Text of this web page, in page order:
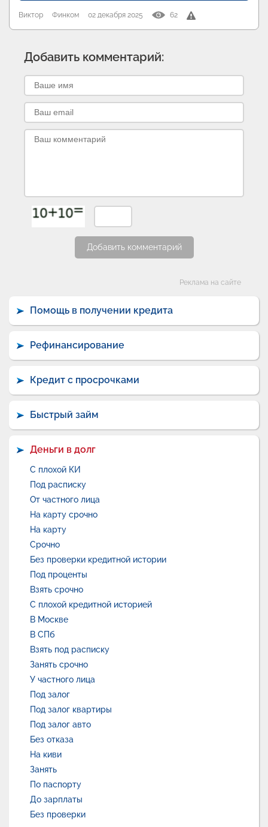
Виктор Финком 02 декабря 2025 62
Добавить комментарий:
Добавить комментарий
Реклама на сайте
Помощь в получении кредита
Рефинансирование
Кредит с просрочками
Быстрый займ
Деньги в долг
С плохой КИ
Под расписку
От частного лица
На карту срочно
На карту
Срочно
Без проверки кредитной истории
Под проценты
Взять срочно
С плохой кредитной историей
В Москве
В СПб
Взять под расписку
Занять срочно
У частного лица
Под залог
Под залог квартиры
Под залог авто
Без отказа
На киви
Занять
По паспорту
До зарплаты
Без проверки